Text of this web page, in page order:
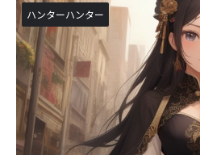
ハンターハンター